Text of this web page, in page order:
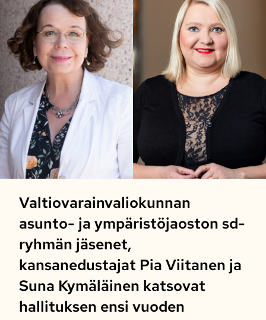
Valtiovarainvaliokunnan
asunto- ja ympäristöjaoston sd-
ryhmän jäsenet,
kansanedustajat Pia Viitanen ja
Suna Kymäläinen katsovat
hallituksen ensi vuoden